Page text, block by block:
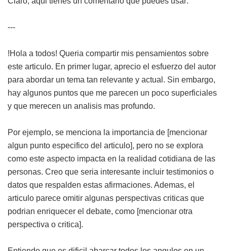
---
!Hola a todos! Queria compartir mis pensamientos sobre
este articulo. En primer lugar, aprecio el esfuerzo del autor
para abordar un tema tan relevante y actual. Sin embargo,
hay algunos puntos que me parecen un poco superficiales
y que merecen un analisis mas profundo.
Por ejemplo, se menciona la importancia de [mencionar
algun punto especifico del articulo], pero no se explora
como este aspecto impacta en la realidad cotidiana de las
personas. Creo que seria interesante incluir testimonios o
datos que respalden estas afirmaciones. Ademas, el
articulo parece omitir algunas perspectivas criticas que
podrian enriquecer el debate, como [mencionar otra
perspectiva o critica].